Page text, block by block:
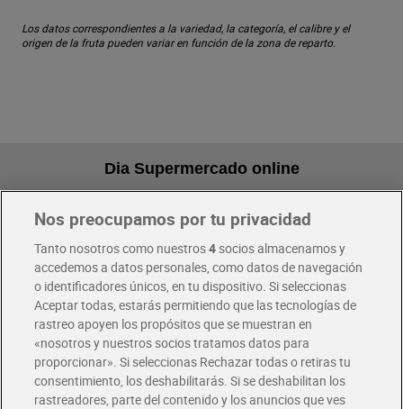
Los datos correspondientes a la variedad, la categoría, el calibre y el
origen de la fruta pueden variar en función de la zona de reparto.
Dia Supermercado online
Pide hoy, recibe hoy
Envío gratis por compras superiores a 100€
Envío estandar por 4,99€
Glovo y Uber Eats
Solicita tu factura de Glovo o Uber Eats
Nos preocupamos por tu privacidad
Tanto nosotros como nuestros4socios almacenamos y
accedemos a datos personales, como datos de navegación
o identificadores únicos, en tu dispositivo. Si seleccionas
Aceptar todas, estarás permitiendo que las tecnologías de
rastreo apoyen los propósitos que se muestran en
«nosotros y nuestros socios tratamos datos para
proporcionar». Si seleccionas Rechazar todas o retiras tu
consentimiento, los deshabilitarás. Si se deshabilitan los
rastreadores, parte del contenido y los anuncios que ves